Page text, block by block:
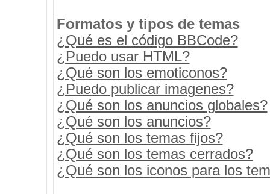
Formatos y tipos de temas
¿Qué es el código BBCode?
¿Puedo usar HTML?
¿Qué son los emoticonos?
¿Puedo publicar imagenes?
¿Qué son los anuncios globales?
¿Qué son los anuncios?
¿Qué son los temas fijos?
¿Qué son los temas cerrados?
¿Qué son los iconos para los